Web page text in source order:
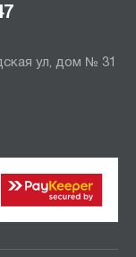
ул, дом № 31